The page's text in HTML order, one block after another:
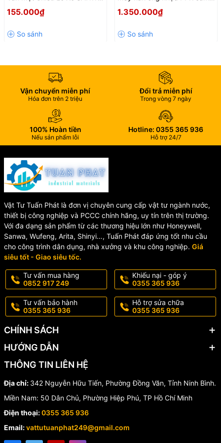
🏢 Tòa nhà, chung cư
🔄 Chọn đúng kích thước đồng hồ phù hợp với đường ống và
➡️ Lắp đặt theo đúng chiều mũi tên dòng chảy trên thân đồng
🔩 Cố định chắc chắn, siết chặt các khớp nối
⚠️ Tránh để cát, tạp chất lọt vào gây sai số hoặc hỏng hóc
🔧 Kiểm tra và bảo trì định kỳ để đảm bảo độ chính xác
Liên hệ báo giá đồng hồ
nước Fuda DN15
Quý khách có nhu cầu mua đồng hồ nước nóng Fuda vui lòng
liên hệ:
📞 Hotline/Zalo: 0838 963 111
📦 Giao hàng toàn quốc – hỗ trợ nhanh chóng
155.000₫
hàn chắc, bền bỉ
1.350.000₫
Vận chuyển miễn phí
Hóa đơn trên 2 triệu
Đổi trả miễn phí
Trong vòng 7 ngày
100% Hoàn tiền
Nếu sản phẩm lỗi
Hotline: 0355 365 936
Hỗ trợ 24/7
Vật Tư Tuấn Phát là đơn vị chuyên cung cấp vật tư ngành nước,
thiết bị công nghiệp và PCCC chính hãng, uy tín trên thị trường.
Với đa dạng sản phẩm từ các thương hiệu lớn như Honeywell,
Sanwa, Wufeng, Arita, Shinyi…, Tuấn Phát đáp ứng tốt nhu cầu
cho công trình dân dụng, nhà xưởng và khu công nghiệp. Giá
siêu tốt - Giao siêu tốc.
Tư vấn mua hàng
0852 917 249
Khiếu nại - góp ý
0355 365 936
Tư vấn bảo hành
0355 365 936
Hỗ trợ sửa chữa
0355 365 936
CHÍNH SÁCH
HƯỚNG DẪN
THÔNG TIN LIÊN HỆ
Địa chỉ: 342 Nguyễn Hữu Tiến, Phường Đồng Văn, Tỉnh Ninh Bình.
Miền Nam: 50 Dân Chủ, Phường Hiệp Phú, TP Hồ Chí Minh
Điện thoại:0355 365 936
Email:vattutuanphat249@gmail.com